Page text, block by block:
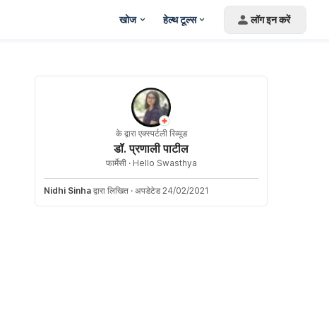
खोज हेल्थ टूल्स लॉग इन करें
के द्वारा एक्स्पर्टली रिव्यूड
डॉ. प्रणाली पाटील
फार्मेसी · Hello Swasthya
Nidhi Sinha द्वारा लिखित · अपडेटेड 24/02/2021